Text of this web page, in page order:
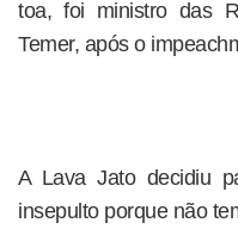
toa, foi ministro das
Temer, após o
A Lava Jato decidiu
insepulto porque não